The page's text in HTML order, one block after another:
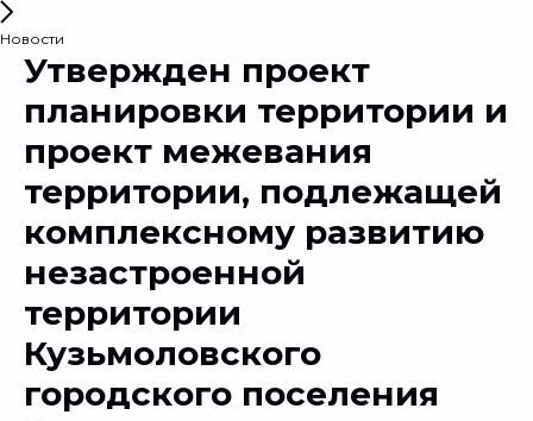
Новости
Утвержден проект
планировки территории и
проект межевания
территории, подлежащей
комплексному развитию
незастроенной
территории
Кузьмоловского
городского поселения